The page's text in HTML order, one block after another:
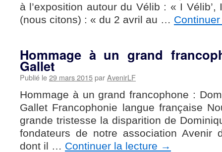
à l’exposition autour du Vélib : « I
(nous citons) : « du 2 avril au …
Hommage à un grand
Gallet
Publié le29 mars 2015parAvenirLF
Hommage à un grand francophone :
Gallet Francophonie langue française
grande tristesse la disparition de
fondateurs de notre association Avenir
dont il … Continuer la lecture →